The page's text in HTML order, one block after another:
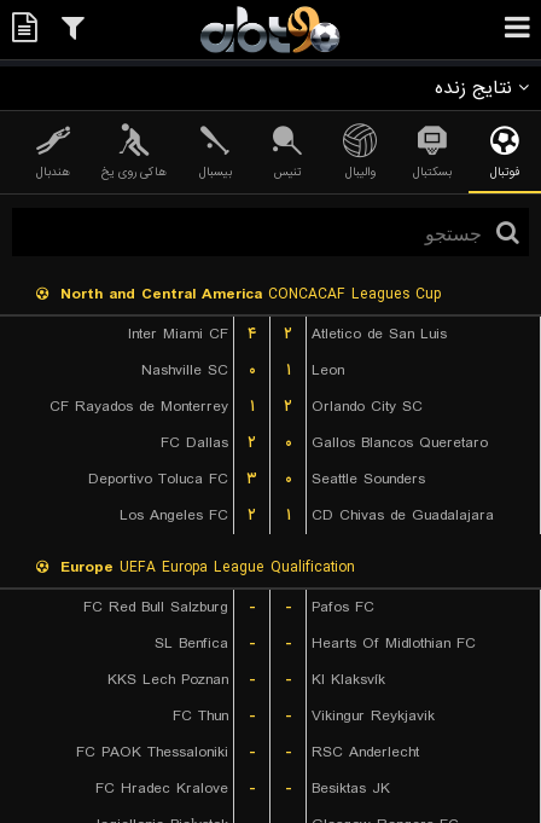
نتایج زنده
فوتبال بسکتبال والیبال تنیس بیسبال هاکی روی یخ هندبال
North and Central America CONCACAF Leagues Cup
Inter Miami CF
۴ ۲
Atletico de San Luis
Nashville SC
۰ ۱
Leon
CF Rayados de Monterrey
۱ ۲
Orlando City SC
FC Dallas
۲ ۰
Gallos Blancos Queretaro
Deportivo Toluca FC
۳ ۰
Seattle Sounders
Los Angeles FC
۲ ۱ CD Chivas de Guadalajara
Europe UEFA Europa League Qualification
FC Red Bull Salzburg
- -
Pafos FC
SL Benfica
- -
Hearts Of Midlothian FC
KKS Lech Poznan
- -
KI Klaksvík
FC Thun
- -
Vikingur Reykjavik
FC PAOK Thessaloniki
- -
RSC Anderlecht
FC Hradec Kralove
- -
Besiktas JK